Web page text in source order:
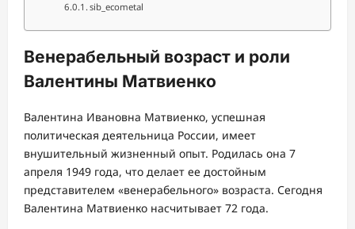
sib_ecometal
Венерабельный возраст и роли
Валентины Матвиенко
Валентина Ивановна Матвиенко, успешная
политическая деятельница России, имеет
внушительный жизненный опыт. Родилась она 7
апреля 1949 года, что делает ее достойным
представителем «венерабельного» возраста. Сегодня
Валентина Матвиенко насчитывает 72 года.